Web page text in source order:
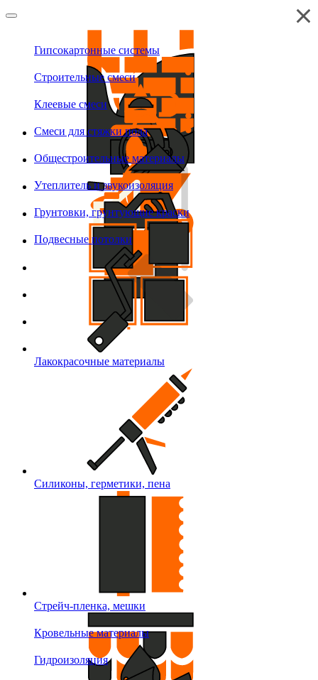
Гипсокартонные системы
Строительные смеси
Клеевые смеси
Смеси для стяжки пола
Общестроительные материалы
Утеплитель и звукоизоляция
Грунтовки, грунтующие краски
Подвесные потолки
Лакокрасочные материалы
Силиконы, герметики, пена
Стрейч-пленка, мешки
Кровельные материалы
Гидроизоляция